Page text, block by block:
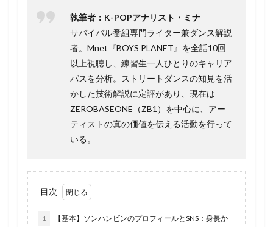
執筆者：K-POPアナリスト・ミナ
サバイバル番組専門ライター兼ダンス解説
者。Mnet『BOYS PLANET』を全話10回
以上視聴し、練習生一人ひとりのキャリア
パスを分析。ストリートダンスの知見を活
かした技術解説に定評があり、現在は
ZEROBASEONE（ZB1）を中心に、アー
ティストの真の価値を伝える活動を行って
いる。
目次
1
【基本】ソンハンビンのプロフィールとSNS：身長か